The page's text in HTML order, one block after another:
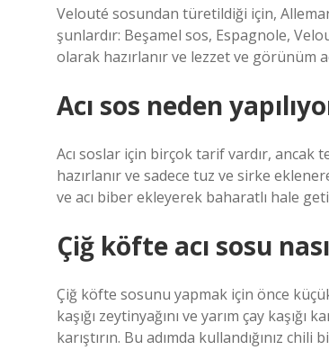
Velouté sosundan türetildiği için,
şunlardır: Beşamel sos, Espagnole,
olarak hazırlanır ve lezzet ve görünüm
Acı sos neden
Acı soslar için birçok tarif vardır, ancak
hazırlanır ve sadece tuz ve sirke
ve acı biber ekleyerek baharatlı hale
Çiğ köfte acı sosu
Çiğ köfte sosunu yapmak için önce
kaşığı zeytinyağını ve yarım çay
karıştırın. Bu adımda kullandığınız